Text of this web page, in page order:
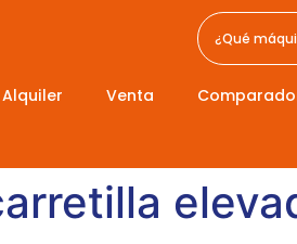
Alquiler Venta